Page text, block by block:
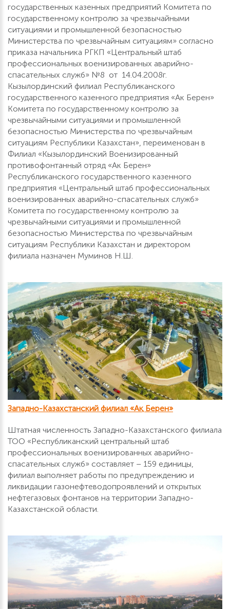
государственных казенных предприятий Комитета по
государственному контролю за чрезвычайными
ситуациями и промышленной безопасностью
Министерства по чрезвычайным ситуациям» согласно
приказа начальника РГКП «Центральный штаб
профессиональных военизированных аварийно-
спасательных служб» №8 от 14.04.2008г.
Кызылординский филиал Республиканского
государственного казенного предприятия «Ак Берен»
Комитета по государственному контролю за
чрезвычайными ситуациями и промышленной
безопасностью Министерства по чрезвычайным
ситуациям Республики Казахстан», переименован в
Филиал «Кызылординский Военизированный
противофонтанный отряд «Ак Берен»
Республиканского государственного казенного
предприятия «Центральный штаб профессиональных
военизированных аварийно-спасательных служб»
Комитета по государственному контролю за
чрезвычайными ситуациями и промышленной
безопасностью Министерства по чрезвычайным
ситуациям Республики Казахстан и директором
филиала назначен Муминов Н.Ш.
Западно-Казахстанский филиал «Ақ Берен»
Штатная численность Западно-Казахстанского филиала
ТОО «Республиканский центральный штаб
профессиональных военизированных аварийно-
спасательных служб» составляет – 159 единицы,
филиал выполняет работы по предупреждению и
ликвидации газонефтеводопроявлений и открытых
нефтегазовых фонтанов на территории Западно-
Казахстанской области.